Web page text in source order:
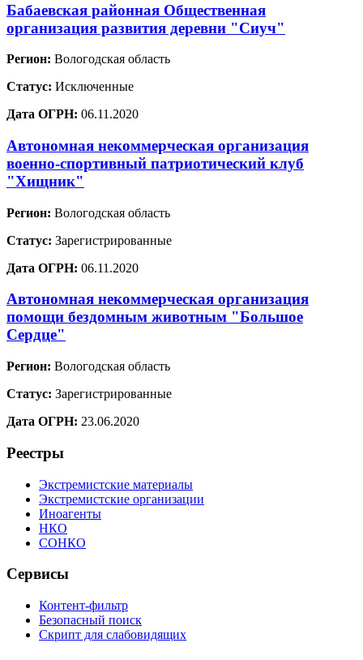
Бабаевская районная Общественная
организация развития деревни "Сиуч"
Регион: Вологодская область
Статус: Исключенные
Дата ОГРН: 06.11.2020
Автономная некоммерческая организация
военно-спортивный патриотический клуб
"Хищник"
Регион: Вологодская область
Статус: Зарегистрированные
Дата ОГРН: 06.11.2020
Автономная некоммерческая организация
помощи бездомным животным "Большое
Сердце"
Регион: Вологодская область
Статус: Зарегистрированные
Дата ОГРН: 23.06.2020
Реестры
Экстремистские материалы
Экстремистские организации
Иноагенты
НКО
СОНКО
Сервисы
Контент-фильтр
Безопасный поиск
Скрипт для слабовидящих